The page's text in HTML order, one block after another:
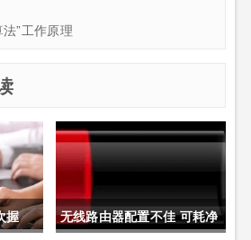
”工作原理
握
无线路由器配置不佳 可耗净